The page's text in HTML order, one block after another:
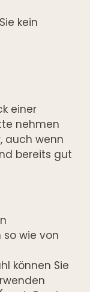
kein
einer
nehmen
auch wenn
bereits gut
wie von
können Sie